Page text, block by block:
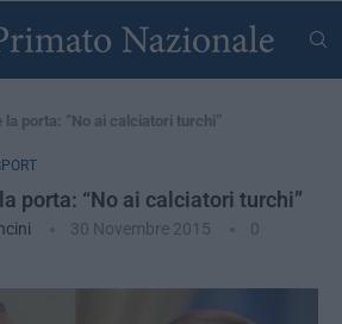
la porta: “No ai calciatori turchi”
porta: “No ai calciatori turchi”
30 Novembre 2015
0